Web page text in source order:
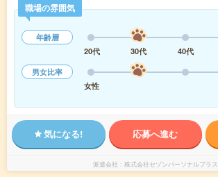
職場の雰囲気
年齢層
20代
30代 40代
男女比率
女性
気になる! 応募へ進む
派遣会社 株式会社セゾンパーソナルプラス